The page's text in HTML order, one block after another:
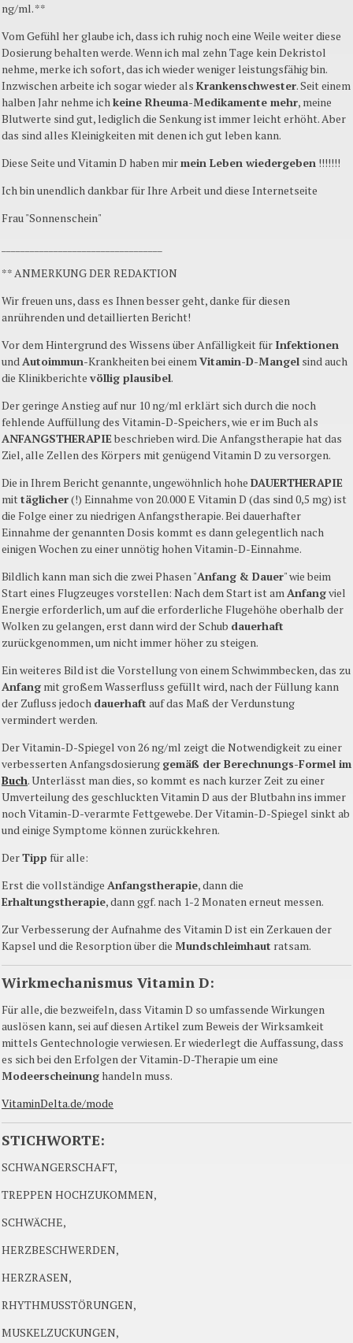
ng/ml. **
Vom Gefühl her glaube ich, dass ich ruhig noch eine Weile weiter diese
Dosierung behalten werde. Wenn ich mal zehn Tage kein Dekristol
nehme, merke ich sofort, das ich wieder weniger leistungsfähig bin.
Inzwischen arbeite ich sogar wieder als Krankenschwester. Seit einem
halben Jahr nehme ichkeine Rheuma-Medikamente mehr, meine
Blutwerte sind gut, lediglich die Senkung ist immer leicht erhöht. Aber
das sind alles Kleinigkeiten mit denen ich gut leben kann.
Diese Seite und Vitamin D haben mirmein Leben wiedergeben !!!!!!!
Ich bin unendlich dankbar für Ihre Arbeit und diese Internetseite
Frau "Sonnenschein"
** ANMERKUNG DER REDAKTION
Wir freuen uns, dass es Ihnen besser geht, danke für diesen
anrührenden und detaillierten Bericht!
Vor dem Hintergrund des Wissens über Anfälligkeit für Infektionen
undAutoimmun-Krankheiten bei einemVitamin-D-Mangel sind auch
die Klinikberichte völlig plausibel.
Der geringe Anstieg auf nur 10 ng/ml erklärt sich durch die noch
fehlende Auffüllung des Vitamin-D-Speichers, wie er im Buch als
ANFANGSTHERAPIEbeschrieben wird. Die Anfangstherapie hat das
Ziel, alle Zellen des Körpers mit genügend Vitamin D zu versorgen.
Die in Ihrem Bericht genannte, ungewöhnlich hohe DAUERTHERAPIE
mittäglicher(!) Einnahme von 20.000 E Vitamin D (das sind 0,5 mg) ist
die Folge einer zu niedrigen Anfangstherapie. Bei dauerhafter
Einnahme der genannten Dosis kommt es dann gelegentlich nach
einigen Wochen zu einer unnötig hohen Vitamin-D-Einnahme.
Bildlich kann man sich die zwei Phasen "Anfang & Dauer" wie beim
Start eines Flugzeuges vorstellen: Nach dem Start ist amAnfangviel
Energie erforderlich, um auf die erforderliche Flugehöhe oberhalb der
Wolken zu gelangen, erst dann wird der Schub dauerhaft
zurückgenommen, um nicht immer höher zu steigen.
Ein weiteres Bild ist die Vorstellung von einem Schwimmbecken, das zu
Anfang mit großem Wasserfluss gefüllt wird, nach der Füllung kann
der Zufluss jedoch dauerhaft auf das Maß der Verdunstung
vermindert werden.
Der Vitamin-D-Spiegel von 26 ng/ml zeigt die Notwendigkeit zu einer
verbesserten Anfangsdosierung gemäß der Berechnungs-Formel im
Buch. Unterlässt man dies, so kommt es nach kurzer Zeit zu einer
Umverteilung des geschluckten Vitamin D aus der Blutbahn ins immer
noch Vitamin-D-verarmte Fettgewebe. Der Vitamin-D-Spiegel sinkt ab
und einige Symptome können zurückkehren.
DerTipp für alle:
Erst die vollständige Anfangstherapie, dann die
Erhaltungstherapie, dann ggf. nach 1-2 Monaten erneut messen.
Zur Verbesserung der Aufnahme des Vitamin D ist ein Zerkauen der
Kapsel und die Resorption über die Mundschleimhaut ratsam.
Wirkmechanismus Vitamin D:
Für alle, die bezweifeln, dass Vitamin D so umfassende Wirkungen
auslösen kann, sei auf diesen Artikel zum Beweis der Wirksamkeit
mittels Gentechnologie verwiesen. Er wiederlegt die Auffassung, dass
es sich bei den Erfolgen der Vitamin-D-Therapie um eine
Modeerscheinung handeln muss.
VitaminDelta.de/mode
STICHWORTE:
SCHWANGERSCHAFT,
TREPPEN HOCHZUKOMMEN,
SCHWÄCHE,
HERZBESCHWERDEN,
HERZRASEN,
RHYTHMUSSTÖRUNGEN,
MUSKELZUCKUNGEN,